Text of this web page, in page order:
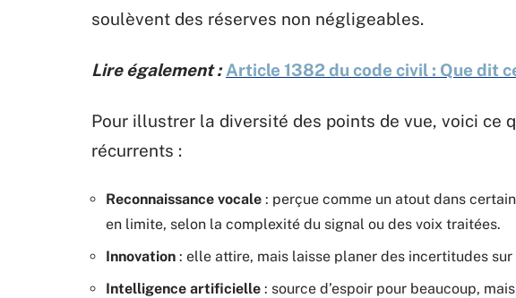
soulèvent des réserves non négligeables.
Lire également : Article 1382 du code civil : Que dit
Pour illustrer la diversité des points de vue, voici ce
récurrents :
Reconnaissance vocale : perçue comme un atout dans
en limite, selon la complexité du signal ou des voix traitées.
Innovation : elle attire, mais laisse planer des incertitudes
Intelligence artificielle : source d’espoir pour beaucoup,